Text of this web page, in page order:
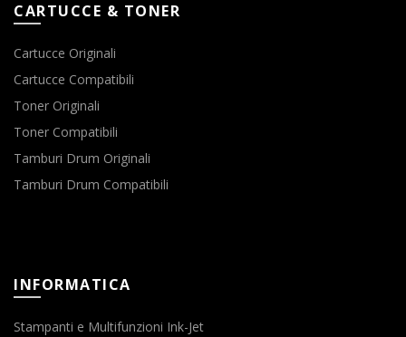
CARTUCCE & TONER
Cartucce Originali
Cartucce Compatibili
Toner Originali
Toner Compatibili
Tamburi Drum Originali
Tamburi Drum Compatibili
INFORMATICA
Stampanti e Multifunzioni Ink-Jet